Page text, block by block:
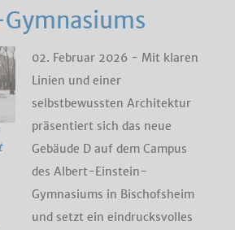
02. Februar 2026 - Mit klaren
Linien und einer
selbstbewussten Architektur
präsentiert sich das neue
Gebäude D auf dem Campus
des Albert-Einstein-
Gymnasiums in Bischofsheim
und setzt ein eindrucksvolles